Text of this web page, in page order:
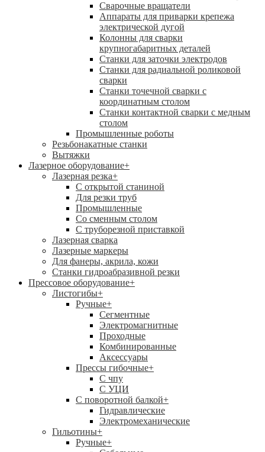
Сварочные вращатели
Аппараты для приварки крепежа
электрической дугой
Колонны для сварки
крупногабаритных деталей
Станки для заточки электродов
Станки для радиальной роликовой
сварки
Станки точечной сварки с
координатным столом
Станки контактной сварки с медным
столом
Промышленные роботы
Резьбонакатные станки
Вытяжки
Лазерное оборудование+
Лазерная резка+
С открытой станиной
Для резки труб
Промышленные
Со сменным столом
С труборезной приставкой
Лазерная сварка
Лазерные маркеры
Для фанеры, акрила, кожи
Станки гидроабразивной резки
Прессовое оборудование+
Листогибы+
Ручные+
Сегментные
Электромагнитные
Проходные
Комбинированные
Аксессуары
Прессы гибочные+
C чпу
С УЦИ
С поворотной балкой+
Гидравлические
Электромеханические
Гильотины+
Ручные+